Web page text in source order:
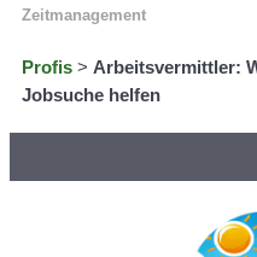
Zeitmanagement
Profis > Arbeitsvermittler:
Jobsuche helfen